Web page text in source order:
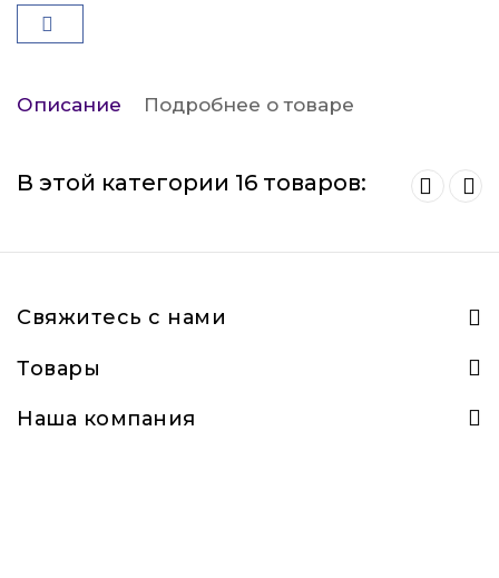
Описание Подробнее о товаре
В этой категории 16 товаров:
Свяжитесь с нами
Товары
Наша компания